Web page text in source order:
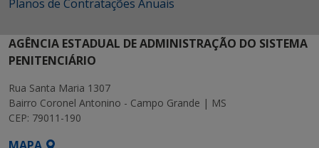
Planos de Contratações Anuais
AGÊNCIA ESTADUAL DE ADMINISTRAÇÃO DO SISTEMA
PENITENCIÁRIO
Rua Santa Maria 1307
Bairro Coronel Antonino - Campo Grande | MS
CEP: 79011-190